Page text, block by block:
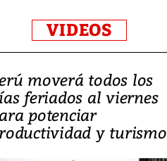
VIDEOS
moverá todos los
feriados al viernes
potenciar
y turismo